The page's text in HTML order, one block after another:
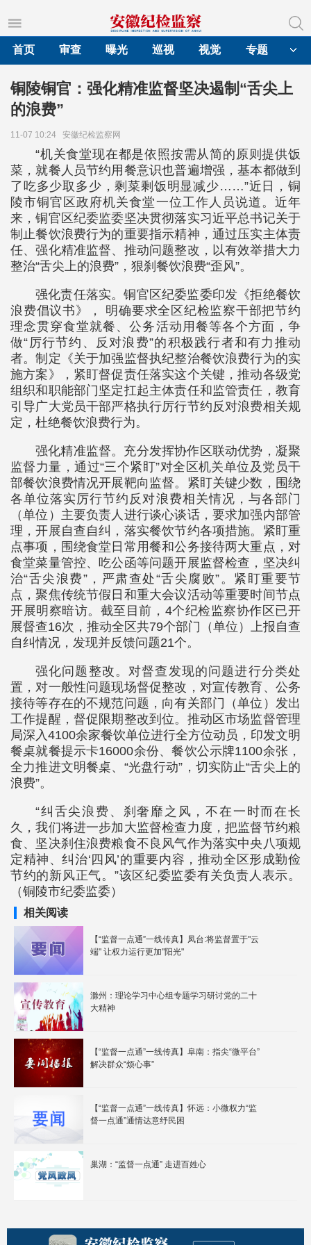
首页
审查 曝光 巡视 视觉 专题
铜陵铜官：强化精准监督坚决遏制“舌尖上
的浪费”
11-07 10:24 安徽纪检监察网
“机关食堂现在都是依照按需从简的原则提供饭
菜，就餐人员节约用餐意识也普遍增强，基本都做到
了吃多少取多少，剩菜剩饭明显减少……”近日，铜
陵市铜官区政府机关食堂一位工作人员说道。近年
来，铜官区纪委监委坚决贯彻落实习近平总书记关于
制止餐饮浪费行为的重要指示精神，通过压实主体责
任、强化精准监督、推动问题整改，以有效举措大力
整治“舌尖上的浪费”，狠刹餐饮浪费“歪风”。
强化责任落实。铜官区纪委监委印发《拒绝餐饮
浪费倡议书》， 明确要求全区纪检监察干部把节约
理念贯穿食堂就餐、公务活动用餐等各个方面，争
做“厉行节约、反对浪费”的积极践行者和有力推动
者。制定《关于加强监督执纪整治餐饮浪费行为的实
施方案》，紧盯督促责任落实这个关键，推动各级党
组织和职能部门坚定扛起主体责任和监管责任，教育
引导广大党员干部严格执行厉行节约反对浪费相关规
定，杜绝餐饮浪费行为。
强化精准监督。充分发挥协作区联动优势，凝聚
监督力量，通过“三个紧盯”对全区机关单位及党员干
部餐饮浪费情况开展靶向监督。紧盯关键少数，围绕
各单位落实厉行节约反对浪费相关情况，与各部门
（单位）主要负责人进行谈心谈话，要求加强内部管
理，开展自查自纠，落实餐饮节约各项措施。紧盯重
点事项，围绕食堂日常用餐和公务接待两大重点，对
食堂菜量管控、吃公函等问题开展监督检查，坚决纠
治“舌尖浪费”，严肃查处“舌尖腐败”。紧盯重要节
点，聚焦传统节假日和重大会议活动等重要时间节点
开展明察暗访。截至目前，4个纪检监察协作区已开
展督查16次，推动全区共79个部门（单位）上报自查
自纠情况，发现并反馈问题21个。
强化问题整改。对督查发现的问题进行分类处
置，对一般性问题现场督促整改，对宣传教育、公务
接待等存在的不规范问题，向有关部门（单位）发出
工作提醒，督促限期整改到位。推动区市场监督管理
局深入4100余家餐饮单位进行全方位动员，印发文明
餐桌就餐提示卡16000余份、餐饮公示牌1100余张，
全力推进文明餐桌、“光盘行动”，切实防止“舌尖上的
浪费”。
“纠舌尖浪费、刹奢靡之风，不在一时而在长
久，我们将进一步加大监督检查力度，把监督节约粮
食、坚决刹住浪费粮食不良风气作为落实中央八项规
定精神、纠治‘四风’的重要内容，推动全区形成勤俭
节约的新风正气。”该区纪委监委有关负责人表示。
（铜陵市纪委监委）
相关阅读
【“监督一点通”一线传真】凤台:将监督置于"云
端" 让权力运行更加"阳光"
滁州：理论学习中心组专题学习研讨党的二十
大精神
【“监督一点通”一线传真】阜南：指尖“微平台”
解决群众“烦心事”
【“监督一点通”一线传真】怀远：小微权力“监
督一点通”通情达意纾民困
巢湖：“监督一点通” 走进百姓心